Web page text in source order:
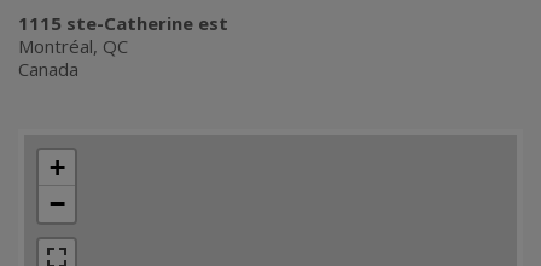
1115 ste-Catherine est
Montréal, QC
Canada
+
−